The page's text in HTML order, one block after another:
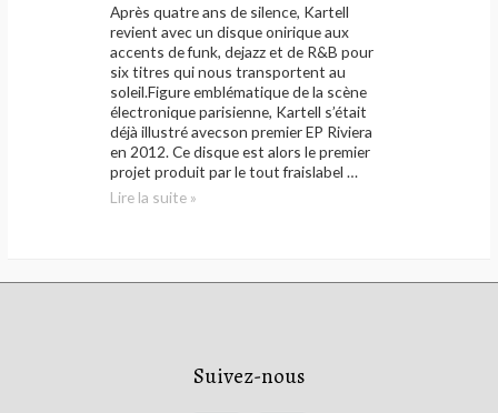
Après quatre ans de silence, Kartell
revient avec un disque onirique aux
accents de funk, dejazz et de R&B pour
six titres qui nous transportent au
soleil.Figure emblématique de la scène
électronique parisienne, Kartell s’était
déjà illustré avecson premier EP Riviera
en 2012. Ce disque est alors le premier
projet produit par le tout fraislabel …
Kartell
Lire la suite »
Suivez-nous